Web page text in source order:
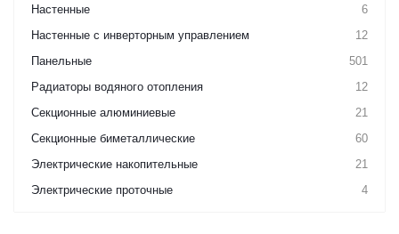
Настенные
6
Настенные с инверторным управлением
12
Панельные
501
Радиаторы водяного отопления
12
Секционные алюминиевые
21
Секционные биметаллические
60
Электрические накопительные
21
Электрические проточные
4